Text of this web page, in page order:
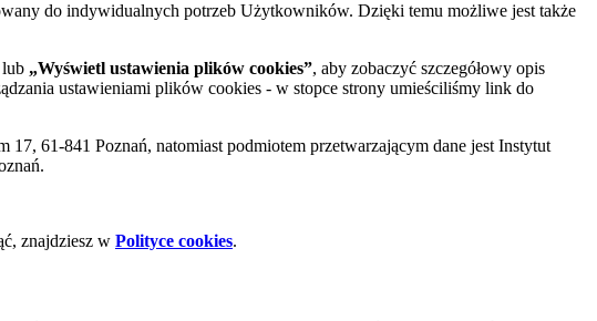
do indywidualnych potrzeb Użytkowników. Dzięki temu możliwe jest także
„Wyświetl ustawienia plików cookies”, aby zobaczyć szczegółowy opis
ustawieniami plików cookies - w stopce strony umieściliśmy link do
61-841 Poznań, natomiast podmiotem przetwarzającym dane jest Instytut
znajdziesz w Polityce cookies.